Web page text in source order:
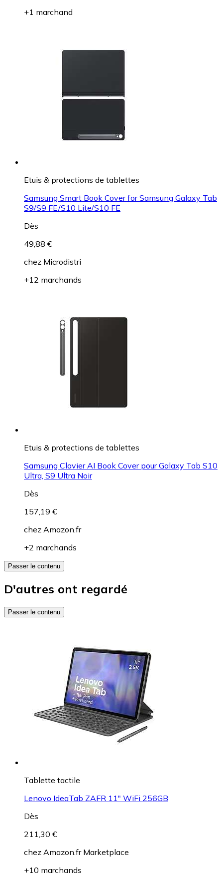
+1 marchand
Etuis & protections de tablettes
Samsung Smart Book Cover for Samsung Galaxy Tab
S9/S9 FE/S10 Lite/S10 FE
Dès
49,88 €
chez Microdistri
+12 marchands
Etuis & protections de tablettes
Samsung Clavier AI Book Cover pour Galaxy Tab S10
Ultra, S9 Ultra Noir
Dès
157,19 €
chez Amazon.fr
+2 marchands
Passer le contenu
D'autres ont regardé
Passer le contenu
Tablette tactile
Lenovo IdeaTab ZAFR 11" WiFi 256GB
Dès
211,30 €
chez Amazon.fr Marketplace
+10 marchands